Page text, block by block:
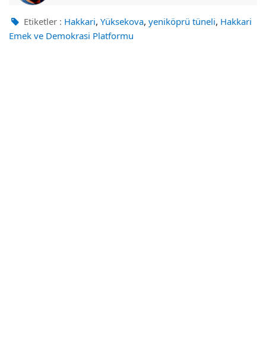
Etiketler : Hakkari, Yüksekova, yeniköprü tüneli, Hakkari
Emek ve Demokrasi Platformu